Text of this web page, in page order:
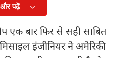
और पढ़ें
एक बार फिर से सही साबित
इंजीनियर ने अमेरिकी